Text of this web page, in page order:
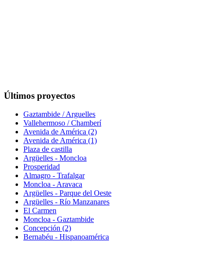
Últimos proyectos
Gaztambide / Arguelles
Vallehermoso / Chamberí
Avenida de América (2)
Avenida de América (1)
Plaza de castilla
Argüelles - Moncloa
Prosperidad
Almagro - Trafalgar
Moncloa - Aravaca
Argüelles - Parque del Oeste
Argüelles - Río Manzanares
El Carmen
Moncloa - Gaztambide
Concepción (2)
Bernabéu - Hispanoamérica